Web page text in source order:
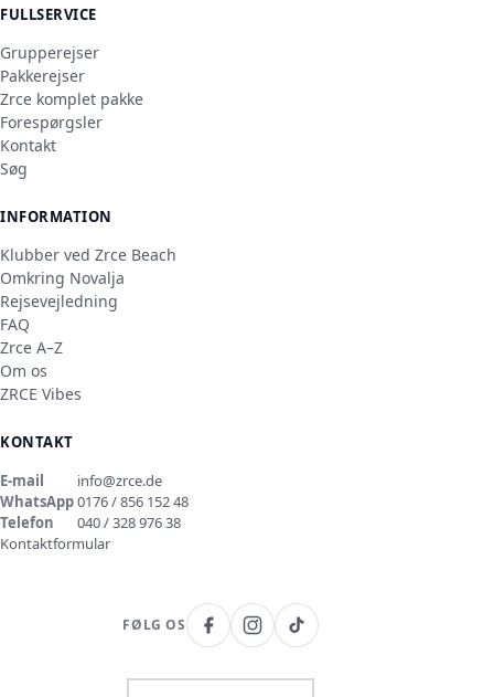
FULLSERVICE
Grupperejser
Pakkerejser
Zrce komplet pakke
Forespørgsler
Kontakt
Søg
INFORMATION
Klubber ved Zrce Beach
Omkring Novalja
Rejsevejledning
FAQ
Zrce A–Z
Om os
ZRCE Vibes
KONTAKT
E-mail
info@zrce.de
WhatsApp0176 / 856 152 48
Telefon
040 / 328 976 38
Kontaktformular
FØLG OS